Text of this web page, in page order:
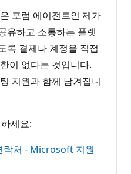
포럼 에이전트인 제가
유하고 소통하는 플랫
록 결제나 계정을 직접
이 없다는 것입니다.
지원과 함께 남겨집니
세요:
락처 - Microsoft 지원